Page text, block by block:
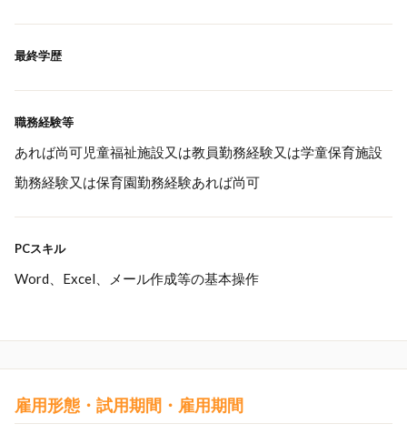
最終学歴
職務経験等
あれば尚可児童福祉施設又は教員勤務経験又は学童保育施設
勤務経験又は保育園勤務経験あれば尚可
PCスキル
Word、Excel、メール作成等の基本操作
雇用形態・試用期間・雇用期間